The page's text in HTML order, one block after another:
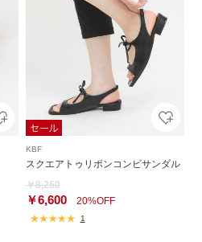
KBF
スクエアトゥリボンコンビサンダル
￥8,250
￥6,60020%OFF
1